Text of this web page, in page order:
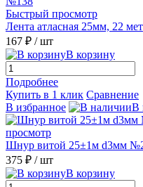
Быстрый просмотр
Лента атласная 25мм, 22
167 ₽ / шт
В корзину
Подробнее
Купить в 1 клик Сравнение
В избранное
В
просмотр
Шнур витой 25±1м d3мм
375 ₽ / шт
В корзину